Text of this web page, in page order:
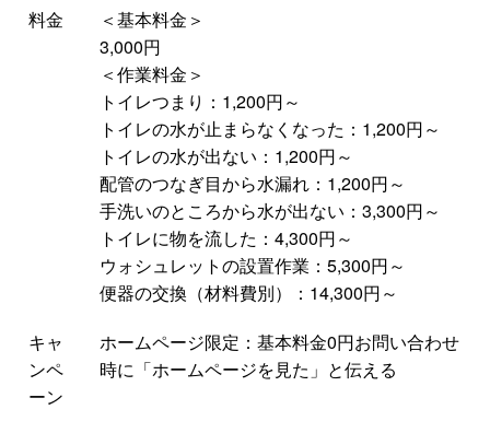
料金
＜基本料金＞
3,000円
＜作業料金＞
トイレつまり：1,200円～
トイレの水が止まらなくなった：1,200円～
トイレの水が出ない：1,200円～
配管のつなぎ目から水漏れ：1,200円～
手洗いのところから水が出ない：3,300円～
トイレに物を流した：4,300円～
ウォシュレットの設置作業：5,300円～
便器の交換（材料費別）：14,300円～
キャ
ンペ
ーン
ホームページ限定：基本料金0円お問い合わせ
時に「ホームページを見た」と伝える